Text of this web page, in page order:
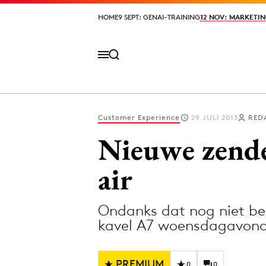
HOME9 SEPT: GENAI-TRAINING12 NOV:
HOME9 SEPT: GENAI-TRAINING12 NOV:
Design
Digital
Diversiteit
Customer Experience 29 JULI 2013
Nieuwe
air
Ondanks dat nog niet
kavel A7
0 0